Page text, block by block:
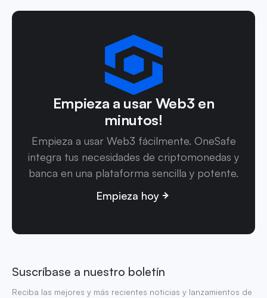
Empieza a usar Web3 en
minutos!
Empieza a usar Web3 fácilmente. OneSafe
integra tus necesidades de criptomonedas y
banca en una plataforma sencilla y potente.
Empieza hoy
Suscríbase a nuestro boletín
Reciba las mejores y más recientes noticias y lanzamientos de